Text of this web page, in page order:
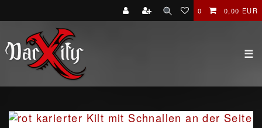
0 0,00 EUR
☰